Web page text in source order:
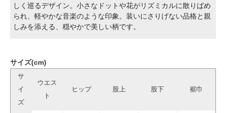
しく巡るデザイン。小さなドットや花がリズミカルに散りばめ
られ、軽やかな音楽のような印象。装いにさりげない品格と親
しみを添える、穏やかで美しい柄です。
サイズ(cm)
サ
イ
ズ
ウエス
ト
ヒップ 股上 股下 裾巾